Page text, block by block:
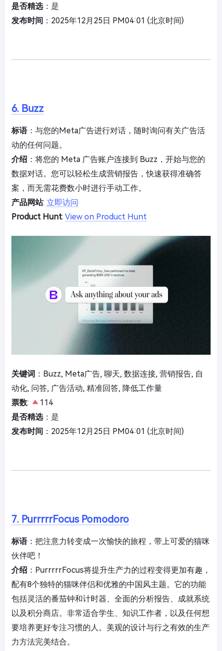
是否精选：是
发布时间 ：2025年12月25日 PM04:01 (北京时间)
6. Buzz
标语：与您的Meta广告进行对话，随时询问有关广告活
动的任何问题。
介绍 ：将您的 Meta 广告账户连接到 Buzz，开始与您的
数据对话。您可以轻松生成营销报告，快速获得准确答
案，而无需花费数小时进行手动工作。
产品网站: 立即访问
Product Hunt: View on Product Hunt
关键词 ：Buzz, Meta广告, 聊天, 数据连接, 营销报告, 自
动化, 问答, 广告活动, 精准回答, 降低工作量
票数:
114
是否精选：是
发布时间 ：2025年12月25日 PM04:01 (北京时间)
7. PurrrrrFocus Pomodoro
标语：把注意力转变成一次愉快的旅程，带上可爱的猫咪
伙伴吧！
介绍 ：PurrrrrFocus将提升生产力的过程变得更加有趣，
配有8个独特的猫咪伴侣和优雅的中国风主题。它的功能
包括灵活的番茄钟和计时器、全面的分析报告、成就系统
以及积分商店。非常适合学生、知识工作者，以及任何想
要培养更好专注习惯的人。美观的设计与行之有效的生产
力方法完美结合。